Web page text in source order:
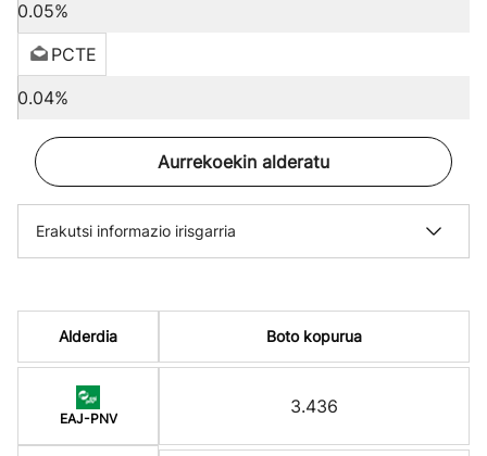
0.05%
PCTE
0.04%
Aurrekoekin alderatu
Erakutsi informazio irisgarria
Alderdia
EAJ-PNV
Boto kopurua
3.436